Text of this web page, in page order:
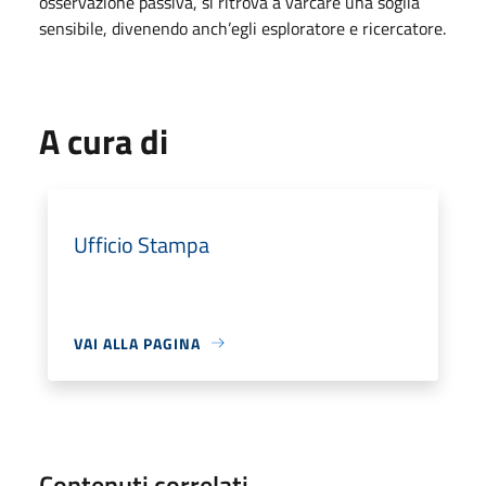
sensibile, divenendo anch’egli esploratore e ricercatore.
A cura di
Ufficio Stampa
VAI ALLA PAGINA